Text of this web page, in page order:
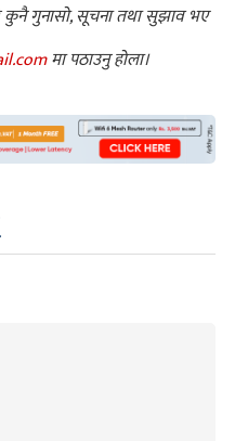
कुनै गुनासो, सूचना तथा सुझाव भए
मा पठाउनु होला।